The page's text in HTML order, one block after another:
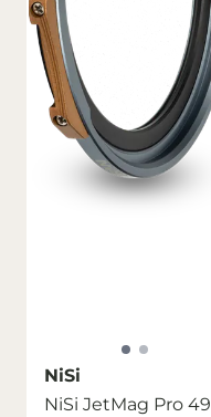
NiSi
NiSi JetMag Pro 49